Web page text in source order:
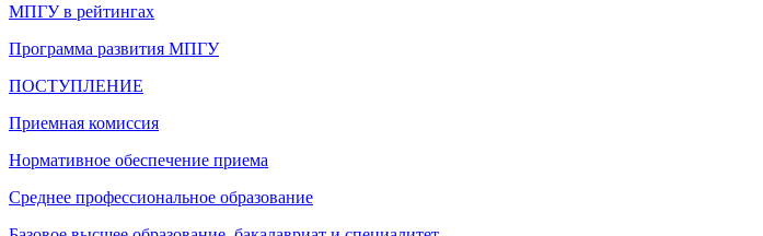
МПГУ в рейтингах
Программа развития МПГУ
ПОСТУПЛЕНИЕ
Приемная комиссия
Нормативное обеспечение приема
Среднее профессиональное образование